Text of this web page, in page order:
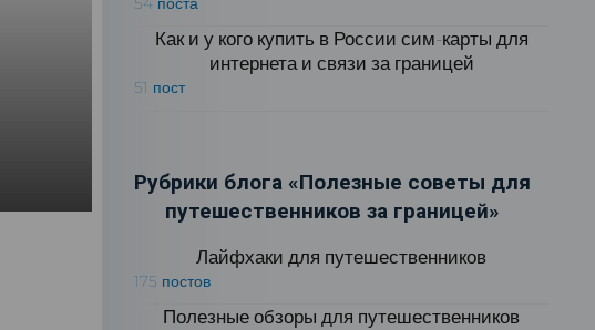
54 поста
Как и у кого купить в России сим-карты для
интернета и связи за границей
51 пост
Рубрики блога «Полезные советы для
путешественников за границей»
Лайфхаки для путешественников
175 постов
Полезные обзоры для путешественников